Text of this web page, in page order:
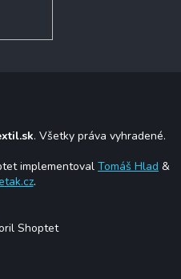
. Všetky práva vyhradené.
implementoval Tomáš Hlad &
.
Shoptet